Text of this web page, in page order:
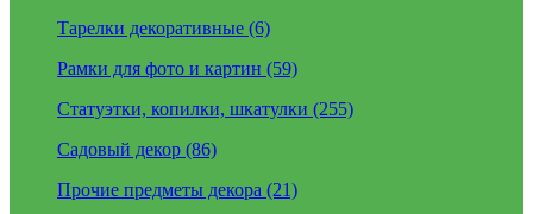
Тарелки декоративные (6)
Рамки для фото и картин (59)
Статуэтки, копилки, шкатулки (255)
Садовый декор (86)
Прочие предметы декора (21)